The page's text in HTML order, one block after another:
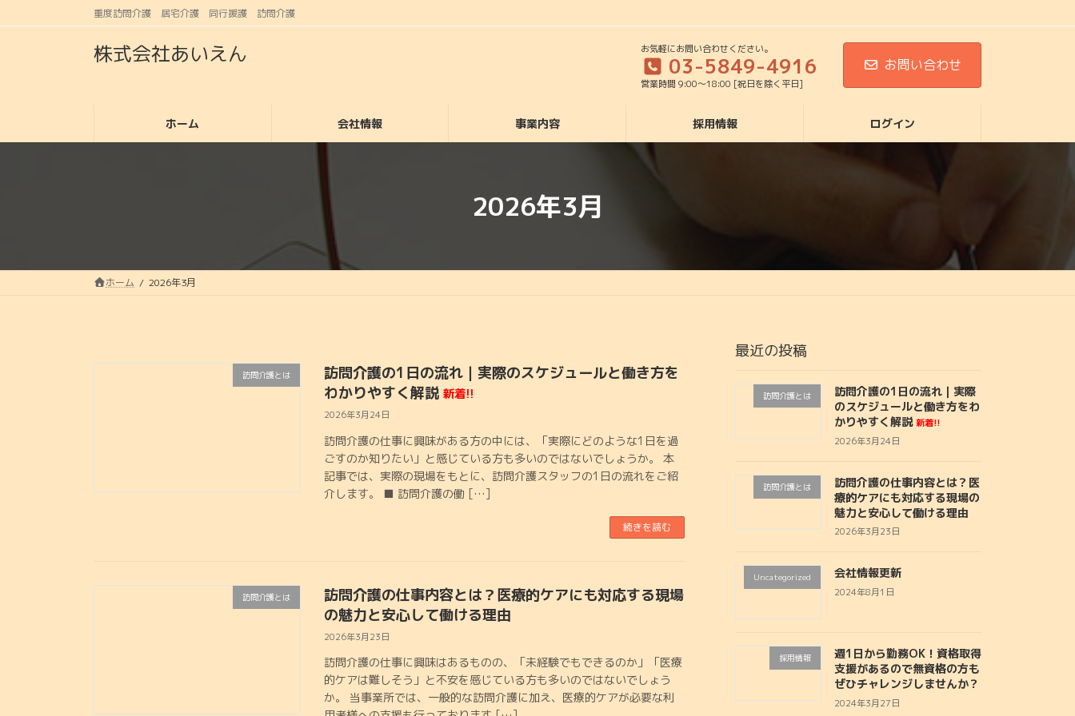
ン
ビ
重度訪問介護 居宅介護 同行援護 訪問介護
株式会社あいえん お気軽にお問い合わせください。
03-5849-4916
営業時間 9:00～18:00 [祝日を除く平日]
お問い合わせ
ホーム 会社情報 事業内容 採用情報 ログイン
2026年3月
ホーム 2026年3月
訪問介護とは
訪問介護の1日の流れ｜実際のスケジュールと働き方を
わかりやすく解説 新着!!
2026年3月24日
訪問介護の仕事に興味がある方の中には、「実際にどのような1日を過
ごすのか知りたい」と感じている方も多いのではないでしょうか。 本
記事では、実際の現場をもとに、訪問介護スタッフの1日の流れをご紹
介します。 ■ 訪問介護の働 […]
続きを読む
訪問介護とは
訪問介護の仕事内容とは？医療的ケアにも対応する現場
の魅力と安心して働ける理由
2026年3月23日
訪問介護の仕事に興味はあるものの、「未経験でもできるのか」「医療
的ケアは難しそう」と不安を感じている方も多いのではないでしょう
か。 当事業所では、一般的な訪問介護に加え、医療的ケアが必要な利
最近の投稿
訪問介護とは
訪問介護の1日の流れ｜実際
のスケジュールと働き方をわ
かりやすく解説 新着!!
2026年3月24日
訪問介護とは
訪問介護の仕事内容とは？医
療的ケアにも対応する現場の
魅力と安心して働ける理由
2026年3月23日
Uncategorized 会社情報更新
2024年8月1日
採用情報
週1日から勤務OK！資格取得
支援があるので無資格の方も
ぜひチャレンジしませんか？
2024年3月27日